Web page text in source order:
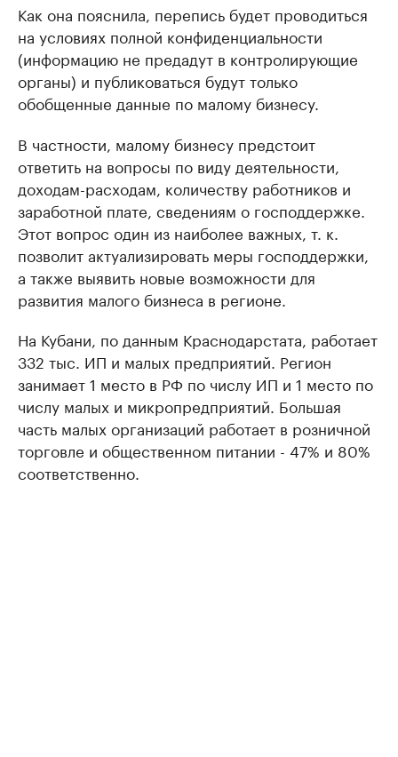
Как она пояснила, перепись будет проводиться
на условиях полной конфиденциальности
(информацию не предадут в контролирующие
органы) и публиковаться будут только
обобщенные данные по малому бизнесу.
В частности, малому бизнесу предстоит
ответить на вопросы по виду деятельности,
доходам-расходам, количеству работников и
заработной плате, сведениям о господдержке.
Этот вопрос один из наиболее важных, т. к.
позволит актуализировать меры господдержки,
а также выявить новые возможности для
развития малого бизнеса в регионе.
На Кубани, по данным Краснодарстата, работает
332 тыс. ИП и малых предприятий. Регион
занимает 1 место в РФ по числу ИП и 1 место по
числу малых и микропредприятий. Большая
часть малых организаций работает в розничной
торговле и общественном питании - 47% и 80%
соответственно.